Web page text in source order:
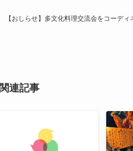
【おしらせ】多文化料理交流会をコーディ
関連記事